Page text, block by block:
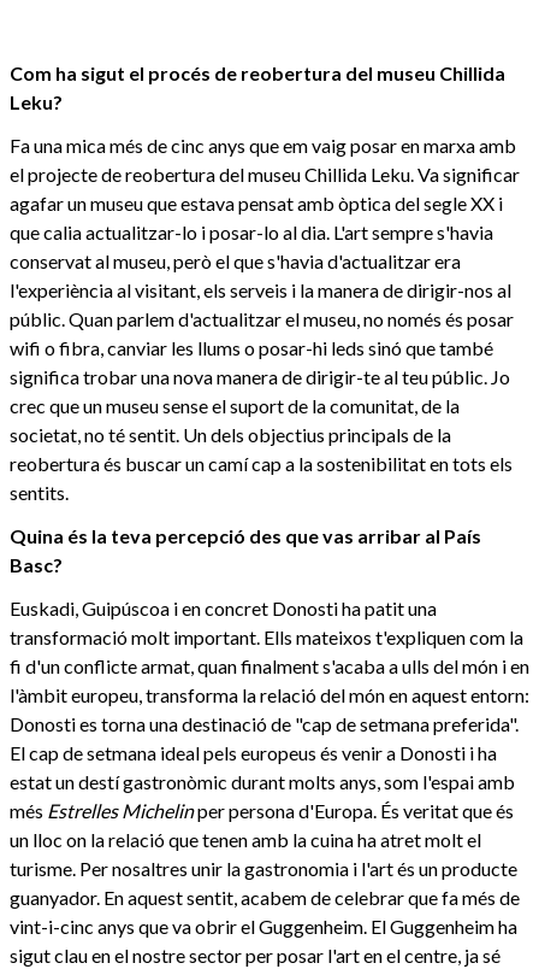
Com ha sigut el procés de reobertura del museu Chillida
Leku?
Fa una mica més de cinc anys que em vaig posar en marxa amb
el projecte de reobertura del museu Chillida Leku. Va significar
agafar un museu que estava pensat amb òptica del segle XX i
que calia actualitzar-lo i posar-lo al dia. L'art sempre s'havia
conservat al museu, però el que s'havia d'actualitzar era
l'experiència al visitant, els serveis i la manera de dirigir-nos al
públic. Quan parlem d'actualitzar el museu, no només és posar
wifi o fibra, canviar les llums o posar-hi leds sinó que també
significa trobar una nova manera de dirigir-te al teu públic. Jo
crec que un museu sense el suport de la comunitat, de la
societat, no té sentit. Un dels objectius principals de la
reobertura és buscar un camí cap a la sostenibilitat en tots els
sentits.
Quina és la teva percepció des que vas arribar al País
Basc?
Euskadi, Guipúscoa i en concret Donosti ha patit una
transformació molt important. Ells mateixos t'expliquen com la
fi d'un conflicte armat, quan finalment s'acaba a ulls del món i en
l'àmbit europeu, transforma la relació del món en aquest entorn:
Donosti es torna una destinació de "cap de setmana preferida".
El cap de setmana ideal pels europeus és venir a Donosti i ha
estat un destí gastronòmic durant molts anys, som l'espai amb
més Estrelles Michelinper persona d'Europa. És veritat que és
un lloc on la relació que tenen amb la cuina ha atret molt el
turisme. Per nosaltres unir la gastronomia i l'art és un producte
guanyador. En aquest sentit, acabem de celebrar que fa més de
vint-i-cinc anys que va obrir el Guggenheim. El Guggenheim ha
sigut clau en el nostre sector per posar l'art en el centre, ja sé